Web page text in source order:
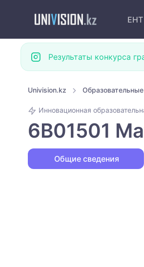
ЕНТ
Результаты конкурса
Univision.kz
Инновационная
6B01501
Общие сведения